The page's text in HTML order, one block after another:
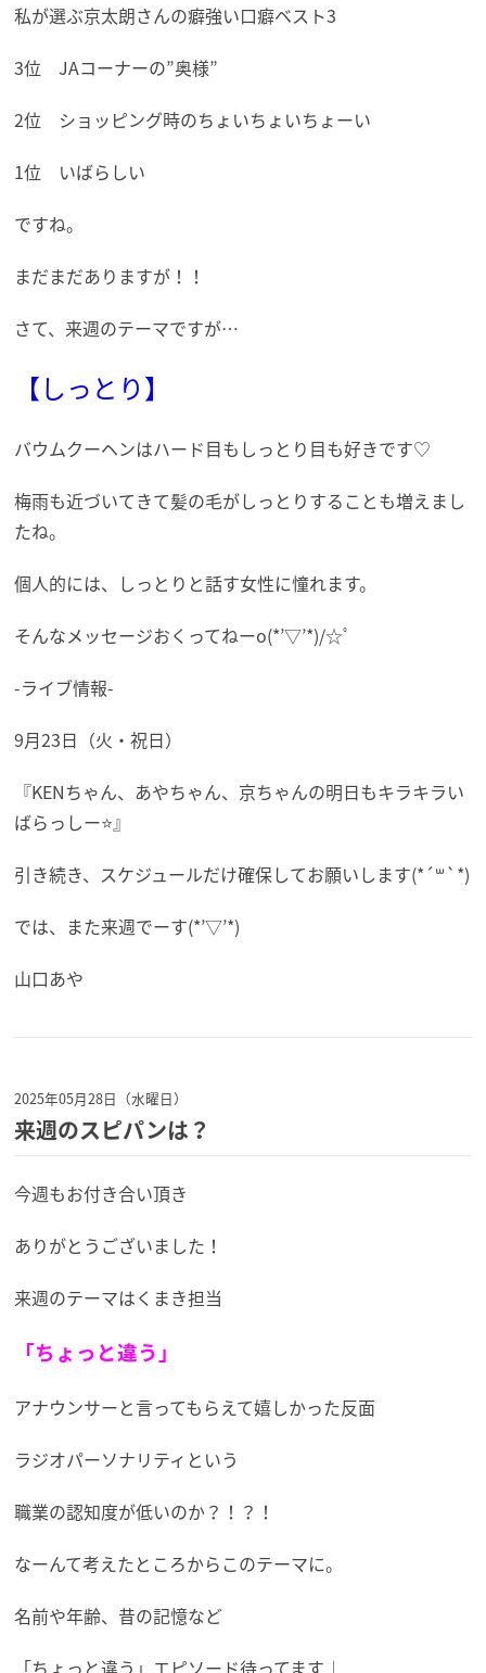
私が選ぶ京太朗さんの癖強い口癖ベスト3
3位 JAコーナーの”奥様”
2位 ショッピング時のちょいちょいちょーい
1位 いばらしい
ですね。
まだまだありますが！！
さて、来週のテーマですが…
【しっとり】
バウムクーヘンはハード目もしっとり目も好きです♡
梅雨も近づいてきて髪の毛がしっとりすることも増えまし
たね。
個人的には、しっとりと話す女性に憧れます。
そんなメッセージおくってねーo(*’▽’*)/☆ﾟ
-ライブ情報-
9月23日（火・祝日）
『KENちゃん、あやちゃん、京ちゃんの明日もキラキラい
ばらっしー⭐️』
引き続き、スケジュールだけ確保してお願いします(*´꒳`*)
では、また来週でーす(*’▽’*)
山口あや
2025年05月28日（水曜日）
来週のスピパンは？
今週もお付き合い頂き
ありがとうございました！
来週のテーマはくまき担当
「ちょっと違う」
アナウンサーと言ってもらえて嬉しかった反面
ラジオパーソナリティという
職業の認知度が低いのか？！？！
なーんて考えたところからこのテーマに。
名前や年齢、昔の記憶など
「ちょっと違う」エピソード待ってます♩